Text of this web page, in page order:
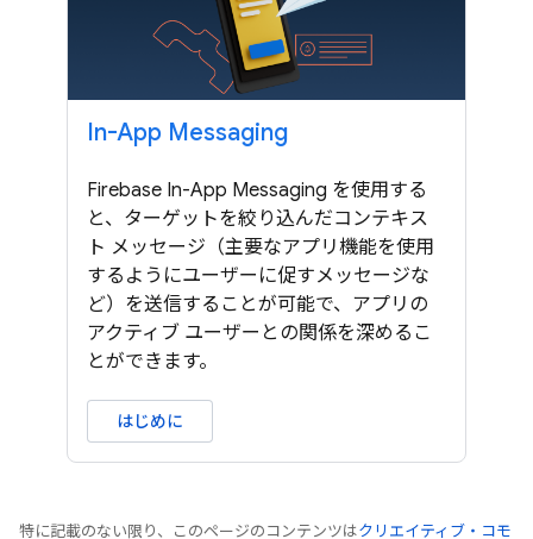
In-App Messaging
Firebase In-App Messaging を使用する
と、ターゲットを絞り込んだコンテキス
ト メッセージ（主要なアプリ機能を使用
するようにユーザーに促すメッセージな
ど）を送信することが可能で、アプリの
アクティブ ユーザーとの関係を深めるこ
とができます。
はじめに
特に記載のない限り、このページのコンテンツはクリエイティブ・コモ